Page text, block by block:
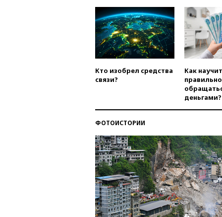
Кто изобрел средства
связи?
Как
правильно
деньгами?
ФОТОИСТОРИИ